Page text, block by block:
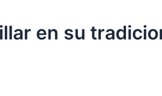
en su